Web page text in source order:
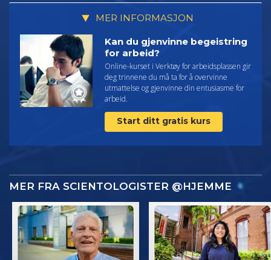
MER INFORMASJON
Kan du gjenvinne begeistring
for arbeid?
Online-kurset i Verktøy for arbeidsplassen gir
deg trinnene du må ta for å overvinne
utmattelse og gjenvinne din entusiasme for
arbeid.
Start ditt gratis kurs
MER FRA SCIENTOLOGISTER @HJEMME